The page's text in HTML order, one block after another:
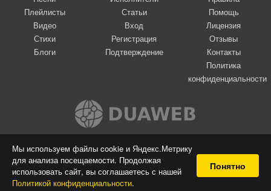
Мы используем файлы cookie и Яндекс.Метрику
для анализа посещаемости. Продолжая
использовать сайт, вы соглашаетесь с нашей
Политикой конфиденциальности.
Понятно
Плейлисты
Видео
Стихи
Блоги
Статьи
Вход
Регистрация
Подтверждение
Помощь
Лицензия
Отзывы
Контакты
Политика
конфиденциальности
Вконтакте
© 2009-2026 Я-пою
Музыкальный сайт самовыражения